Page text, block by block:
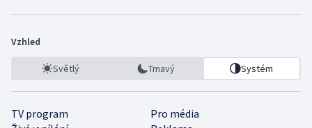
Vzhled
Světlý Tmavý Systém
TV program
Pro média